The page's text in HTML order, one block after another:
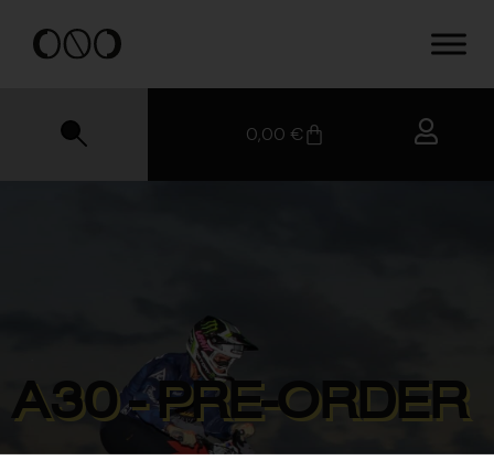
0,00 €
A30 - PRE-ORDER